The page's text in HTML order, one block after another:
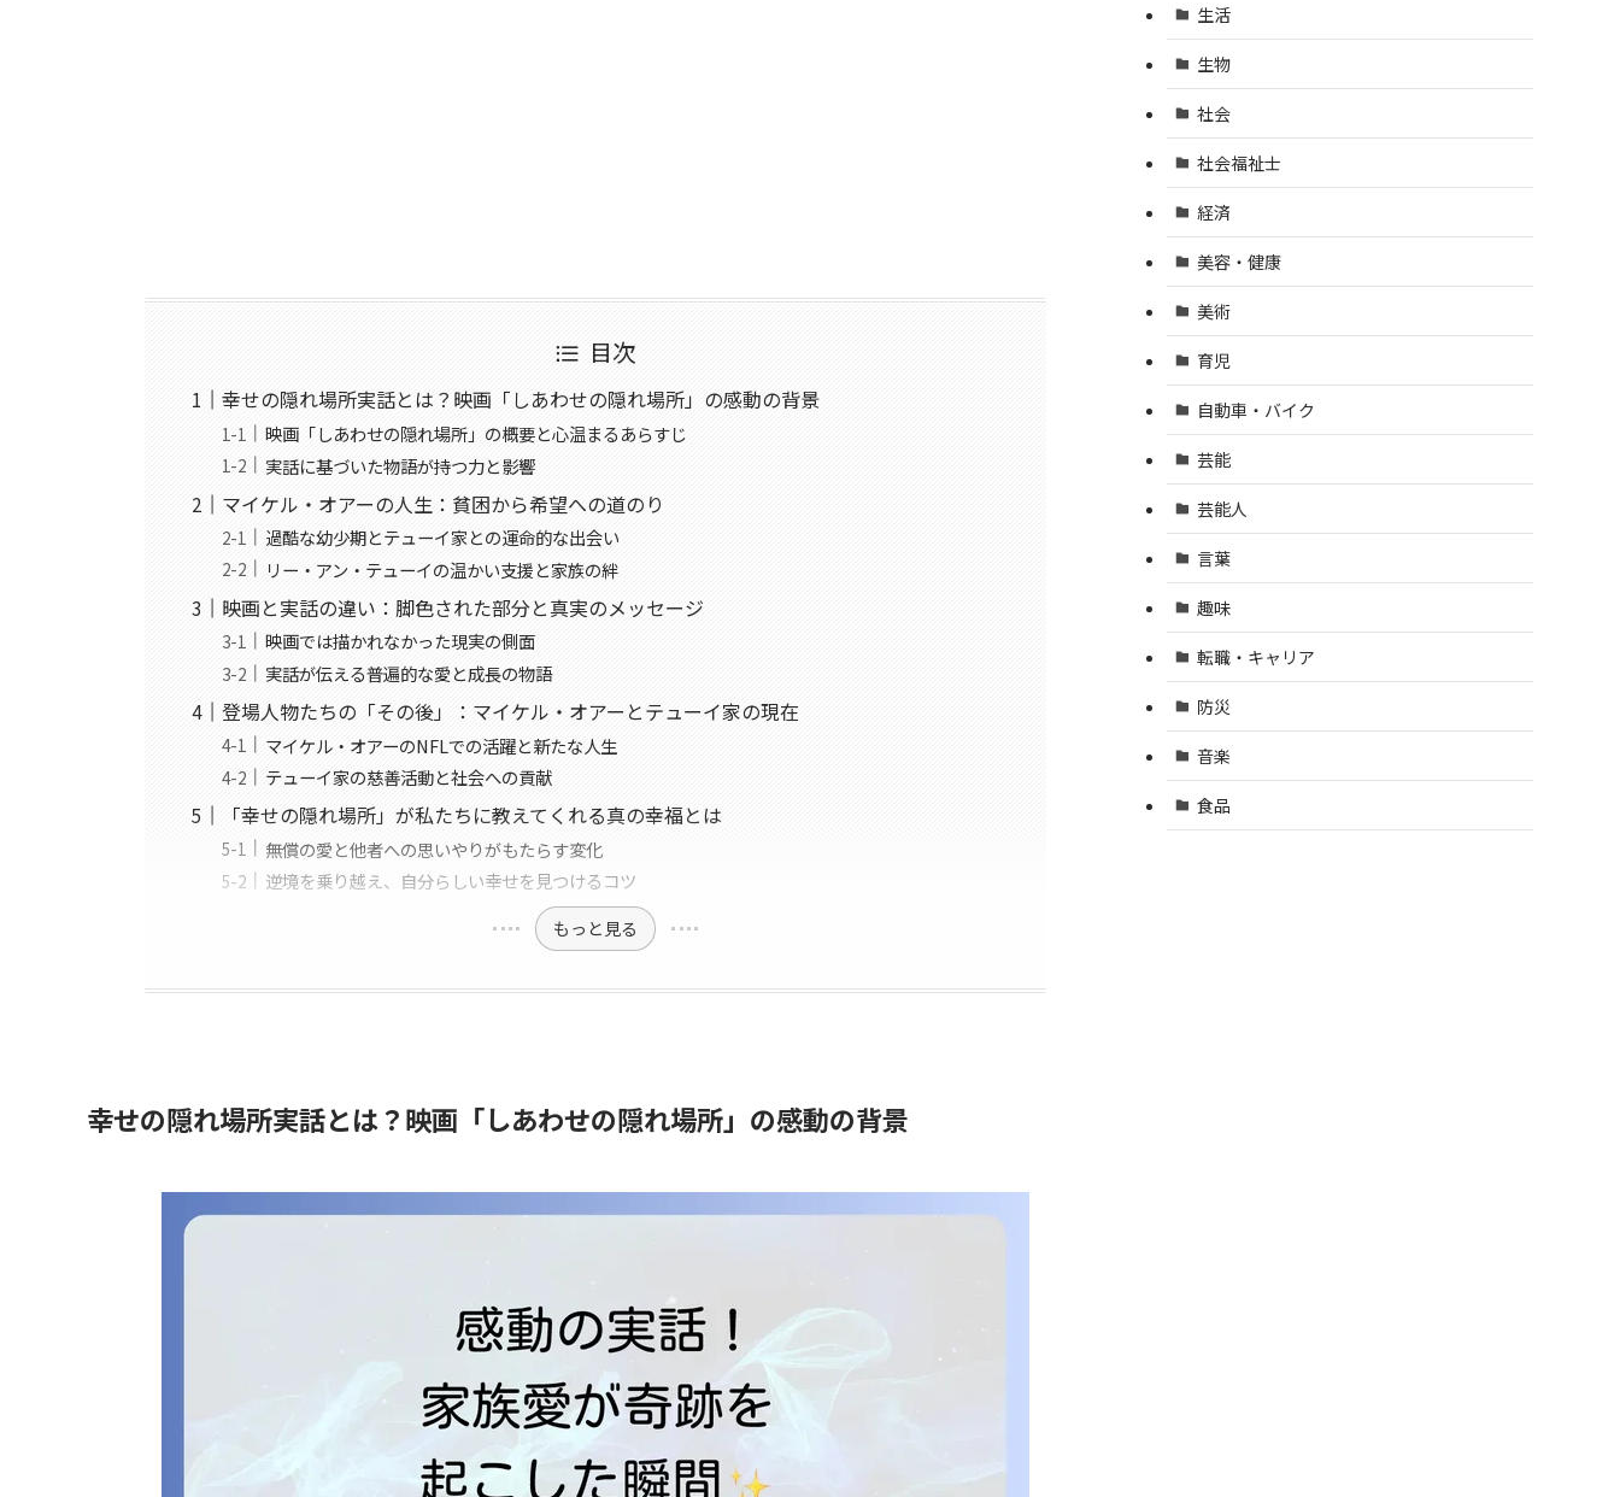
目次
幸せの隠れ場所実話とは？映画「しあわせの隠れ場所」の感動の背景
映画「しあわせの隠れ場所」の概要と心温まるあらすじ
実話に基づいた物語が持つ力と影響
マイケル・オアーの人生：貧困から希望への道のり
過酷な幼少期とテューイ家との運命的な出会い
リー・アン・テューイの温かい支援と家族の絆
映画と実話の違い：脚色された部分と真実のメッセージ
映画では描かれなかった現実の側面
実話が伝える普遍的な愛と成長の物語
登場人物たちの「その後」：マイケル・オアーとテューイ家の現在
マイケル・オアーのNFLでの活躍と新たな人生
テューイ家の慈善活動と社会への貢献
「幸せの隠れ場所」が私たちに教えてくれる真の幸福とは
無償の愛と他者への思いやりがもたらす変化
逆境を乗り越え、自分らしい幸せを見つけるコツ
もっと見る
幸せの隠れ場所実話とは？映画「しあわせの隠れ場所」の感動の背景
生活
生物
社会
社会福祉士
経済
美容・健康
美術
育児
自動車・バイク
芸能
芸能人
言葉
趣味
転職・キャリア
防災
音楽
食品